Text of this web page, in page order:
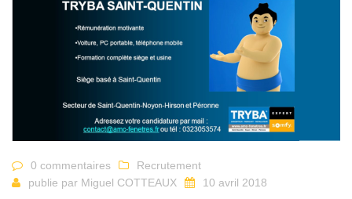
0 commentaires
Recrutement
publie par Miguel COTTEAUX 10 avril 2018